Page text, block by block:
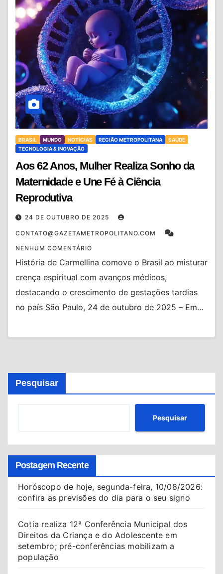
BRASIL MUNDO NOTÍCIAS REGIÃO METROPOLITANA
SAÚDE
TECNOLOGIA & INOVAÇÃO
Aos 62 Anos, Mulher Realiza Sonho da
Maternidade e Une Fé à Ciência
Reprodutiva
24 DE OUTUBRO DE 2025
CONTATO@GAZETAMETROPOLITANO.COM
NENHUM COMENTÁRIO
História de Carmellina comove o Brasil ao misturar
crença espiritual com avanços médicos,
destacando o crescimento de gestações tardias
no país São Paulo, 24 de outubro de 2025 – Em…
Pesquisar
Pesquisar
Postagem Recente
Horóscopo de hoje, segunda-feira, 10/08/2026:
confira as previsões do dia para o seu signo
Cotia realiza 12ª Conferência Municipal dos
Direitos da Criança e do Adolescente em
setembro; pré-conferências mobilizam a
população